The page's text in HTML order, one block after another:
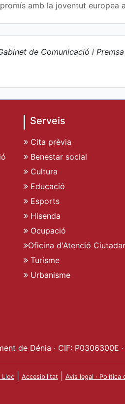
amb la joventut
de Comunicació i
Serveis
Cita prèvia
Benestar social
Cultura
Educació
Esports
Hisenda
Ocupació
Oficina d'Atenció
Turisme
Urbanisme
de Dénia · CIF: P0306300E ·
Lloc| Accesibilitat Avís legal · Política